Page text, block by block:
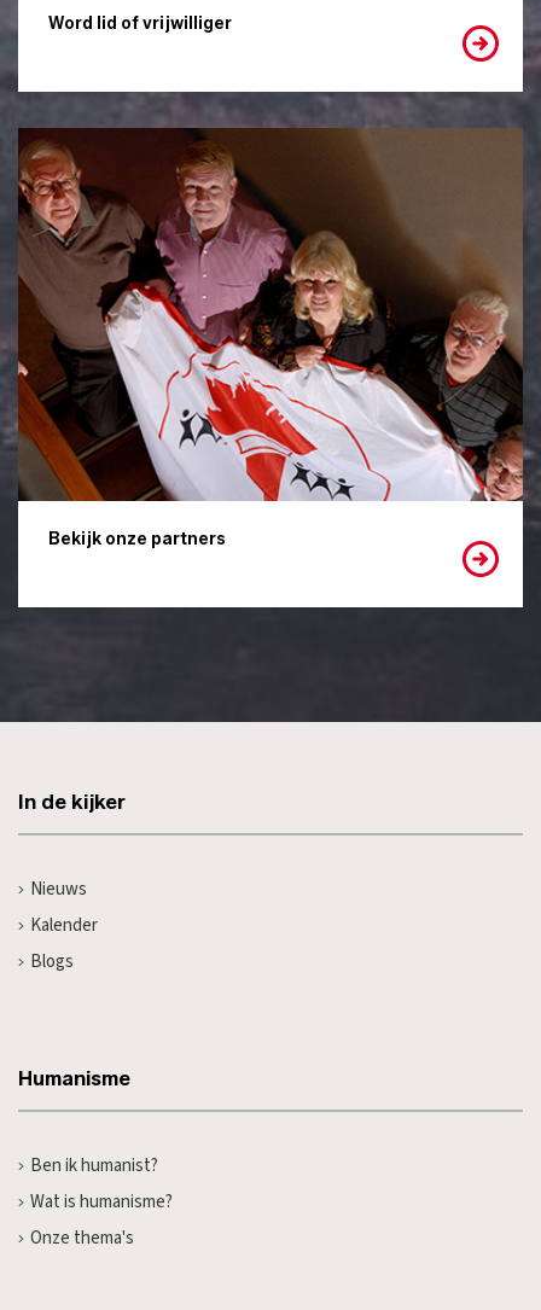
Word lid of vrijwilliger
Bekijk onze partners
In de kijker
Nieuws
Kalender
Blogs
Humanisme
Ben ik humanist?
Wat is humanisme?
Onze thema's